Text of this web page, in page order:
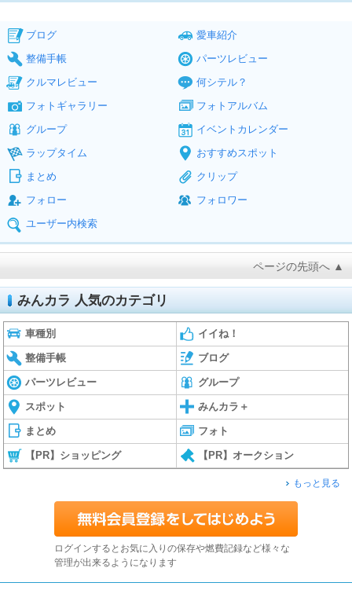
ブログ
愛車紹介
整備手帳
パーツレビュー
クルマレビュー
何シテル？
フォトギャラリー
フォトアルバム
グループ
イベントカレンダー
ラップタイム
おすすめスポット
まとめ
クリップ
フォロー
フォロワー
ユーザー内検索
ページの先頭へ ▲
みんカラ 人気のカテゴリ
車種別 イイね！
整備手帳 ブログ
パーツレビュー グループ
スポット みんカラ＋
まとめ フォト
【PR】ショッピング 【PR】オークション
もっと見る
ログインするとお気に入りの保存や燃費記録など様々な
管理が出来るようになります